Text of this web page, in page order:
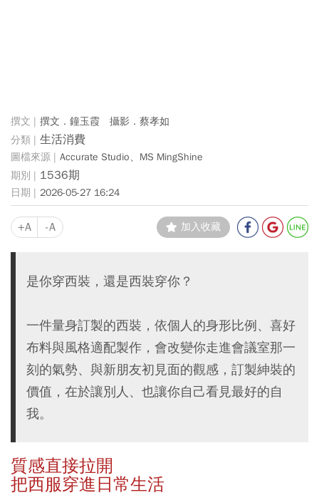
撰文．鐘玉霞 攝影．蔡孝如
生活消費
Accurate Studio、MS MingShine
1536期
2026-05-27 16:24
+A -A 加入收藏
是你穿西裝，還是西裝穿你？
一件量身訂製的西裝，依個人的身形比例、喜好
布料與風格適配製作，會改變你走進會議室那一
刻的氣勢、與新朋友初見面的觀感，訂製紳裝的
價值，在於讓別人、也讓你自己看見最好的自
我。
質感直接拉開
把西服穿進日常生活